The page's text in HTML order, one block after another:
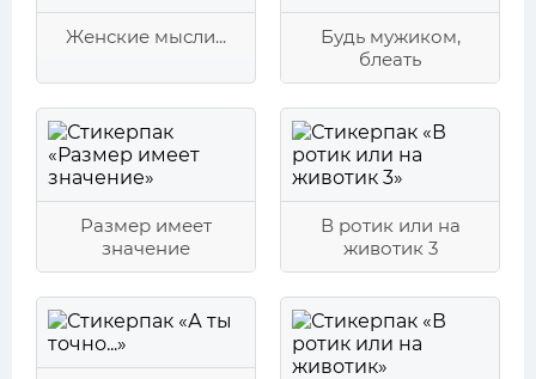
Женские мысли...
Будь мужиком,
блеать
Размер имеет
значение
В ротик или на
животик 3